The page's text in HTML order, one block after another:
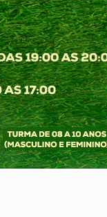
punibilidade
sobre a Madeira-
R$ 1 mil para
Nova Colina
Espaço